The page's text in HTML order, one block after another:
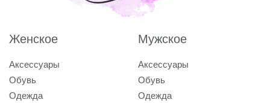
Женское
Аксессуары
Обувь
Одежда
Мужское
Аксессуары
Обувь
Одежда